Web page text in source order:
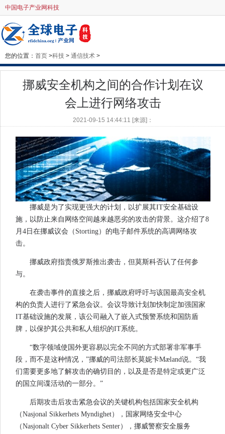
中国电子产业网科技
您的位置： 首页 >科技 > 通信技术 >
挪威安全机构之间的合作计划在议
会上进行网络攻击
2021-09-15 14:44:11 [来源]：
挪威是为了实现更强大的计划，以扩展其IT安全基础设
施，以防止来自网络空间越来越恶劣的攻击的背景。这介绍了8
月4日在挪威议会（Storting）的电子邮件系统的高调网络攻
击。
挪威政府指责俄罗斯推出袭击，但莫斯科否认了任何参
与。
在袭击事件的直接之后，挪威政府呼吁与该国最高安全机
构的负责人进行了紧急会议。会议导致计划加快制定加强国家
IT基础设施的发展，该公司融入了嵌入式预警系统和国防盾
牌，以保护其公共和私人组织的IT系统。
“数字领域使国外更容易以完全不同的方式部署非军事手
段，而不是这种情况，”挪威的司法部长莫妮卡Mæland说。“我
们需要更多地了解攻击的确切目的，以及是否是特定或更广泛
的国立间谍活动的一部分。”
后期攻击后攻击紧急会议的关键机构包括国家安全机构
（Nasjonal Sikkerhets Myndighet），国家网络安全中心
（Nasjonalt Cyber​​ Sikkerhets Senter），挪威警察安全服务